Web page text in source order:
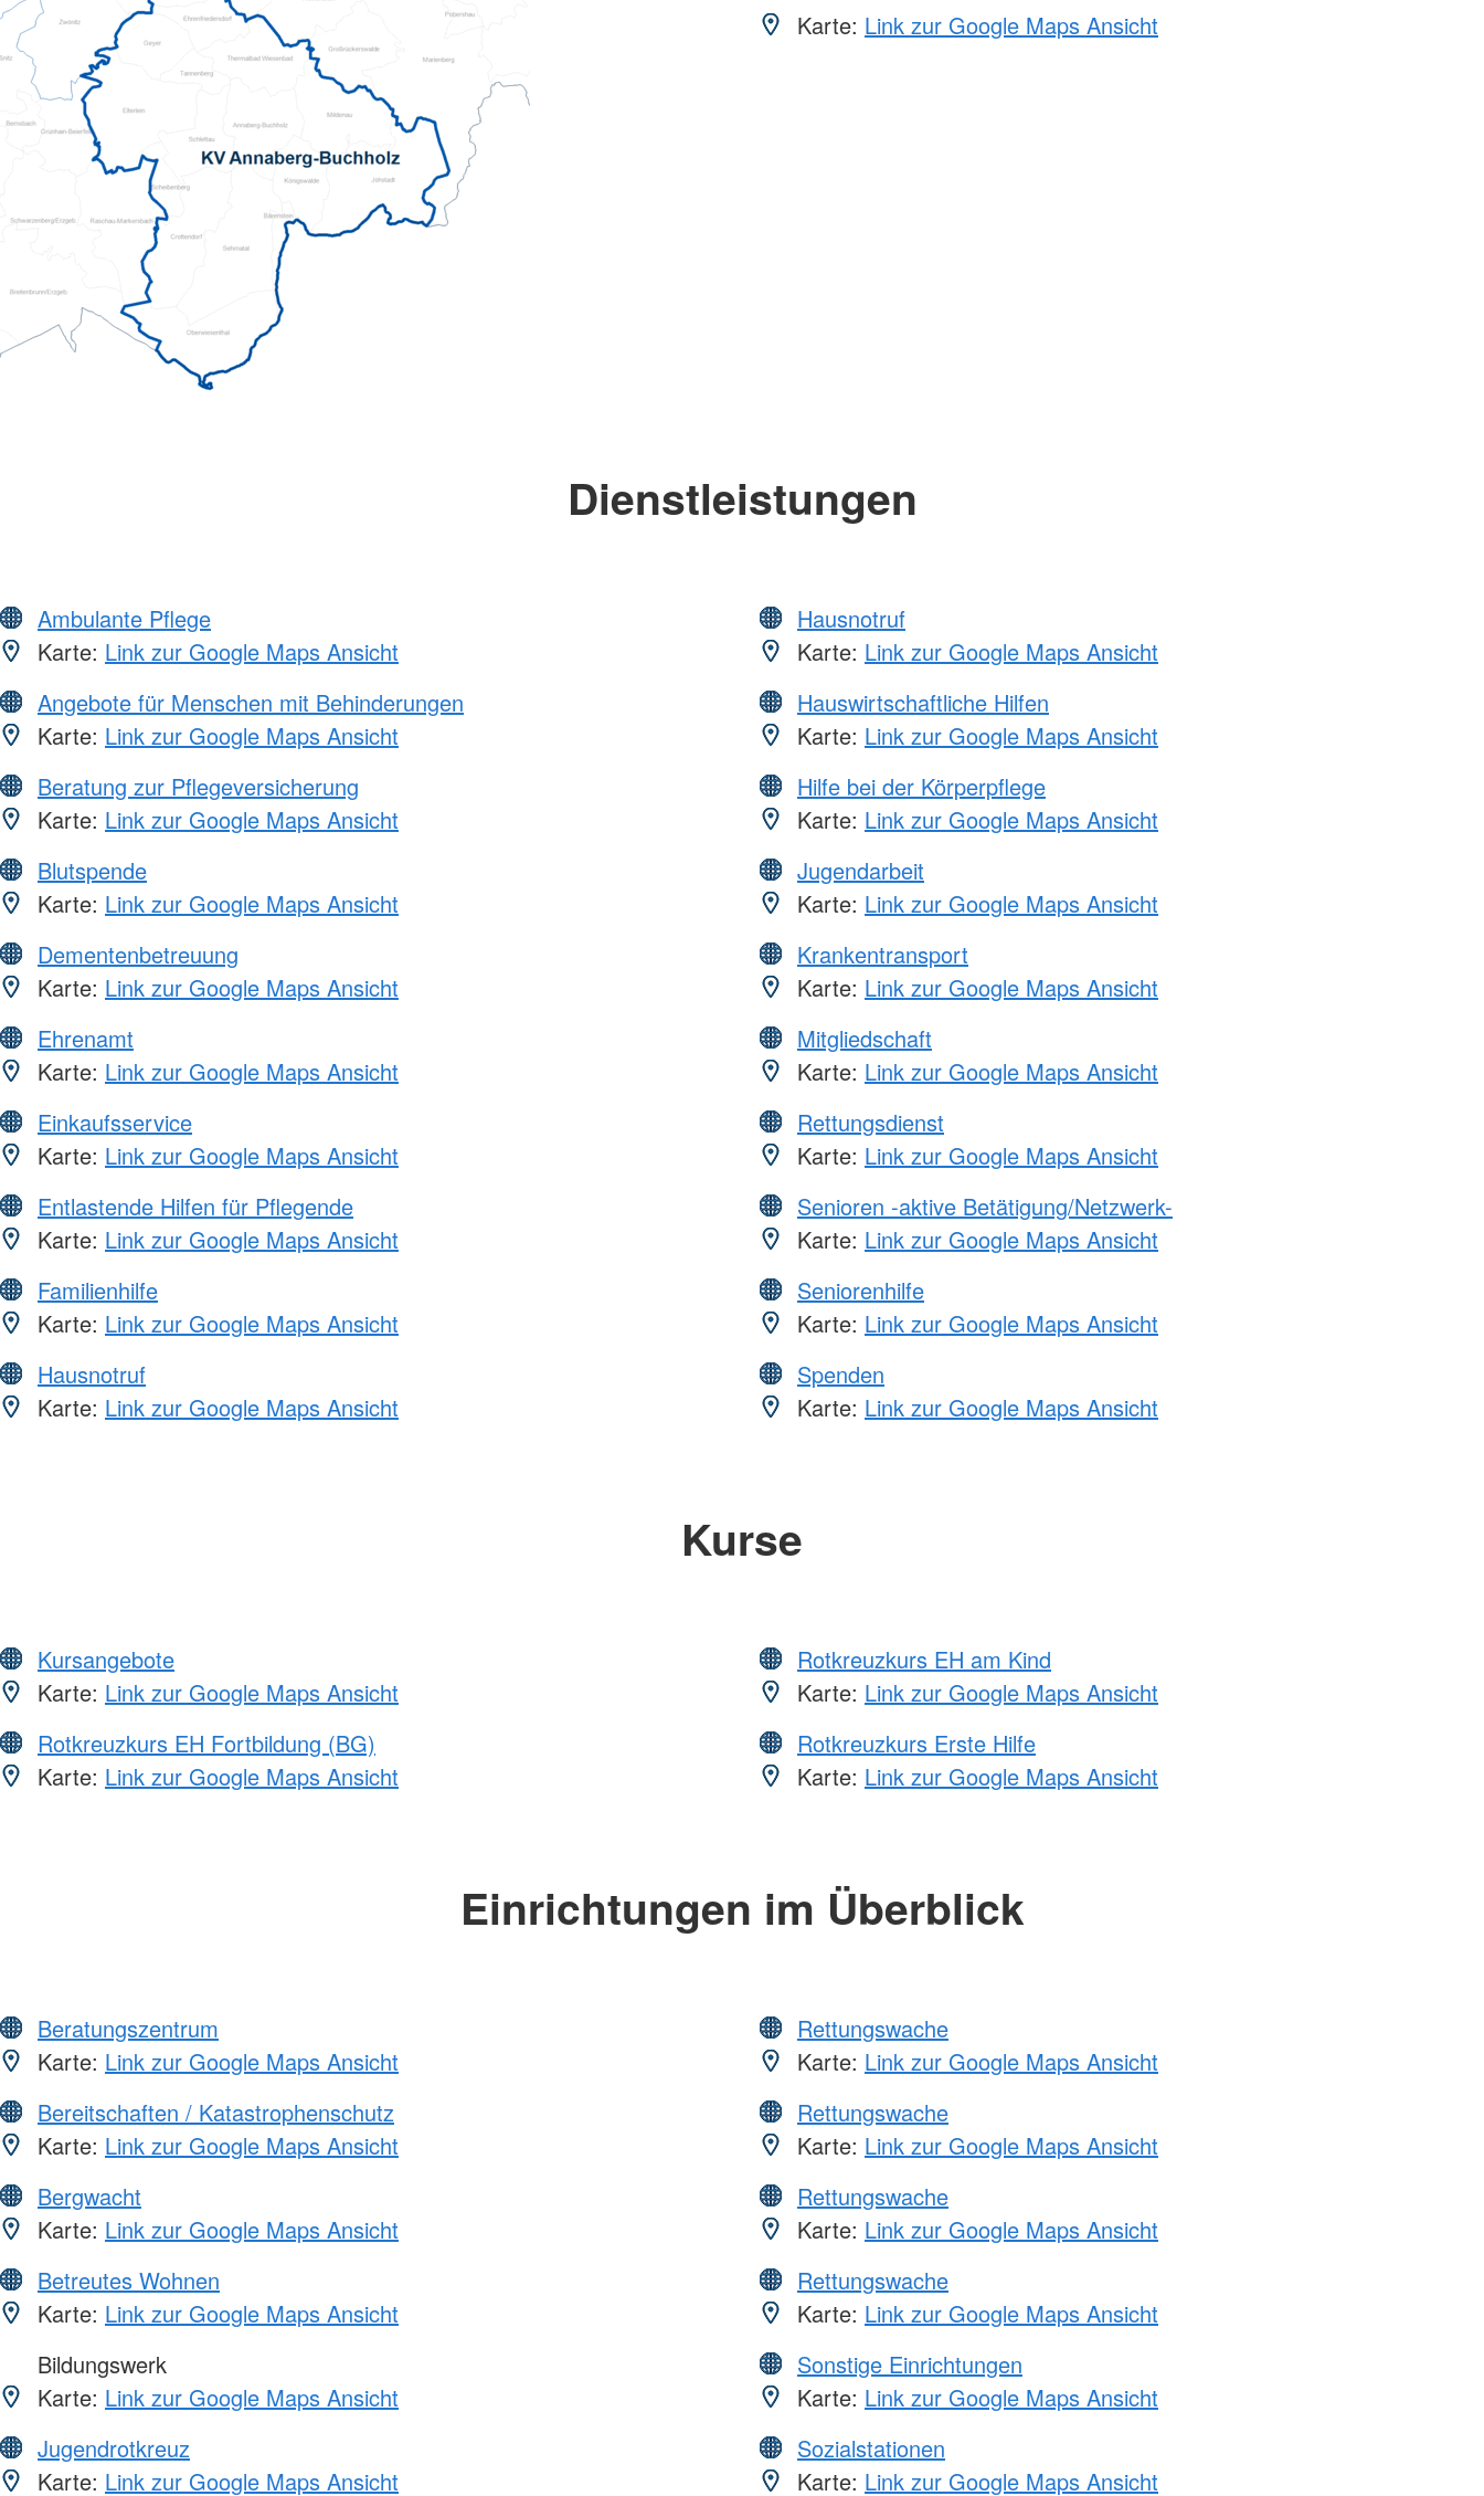
Karte: Link zur Google Maps Ansicht
Dienstleistungen
Ambulante Pflege
Karte: Link zur Google Maps Ansicht
Angebote für Menschen mit Behinderungen
Karte: Link zur Google Maps Ansicht
Beratung zur Pflegeversicherung
Karte: Link zur Google Maps Ansicht
Blutspende
Karte: Link zur Google Maps Ansicht
Dementenbetreuung
Karte: Link zur Google Maps Ansicht
Ehrenamt
Karte: Link zur Google Maps Ansicht
Einkaufsservice
Karte: Link zur Google Maps Ansicht
Entlastende Hilfen für Pflegende
Karte: Link zur Google Maps Ansicht
Familienhilfe
Karte: Link zur Google Maps Ansicht
Hausnotruf
Karte: Link zur Google Maps Ansicht
Hausnotruf
Karte: Link zur Google Maps Ansicht
Hauswirtschaftliche Hilfen
Karte: Link zur Google Maps Ansicht
Hilfe bei der Körperpflege
Karte: Link zur Google Maps Ansicht
Jugendarbeit
Karte: Link zur Google Maps Ansicht
Krankentransport
Karte: Link zur Google Maps Ansicht
Mitgliedschaft
Karte: Link zur Google Maps Ansicht
Rettungsdienst
Karte: Link zur Google Maps Ansicht
Senioren -aktive Betätigung/Netzwerk-
Karte: Link zur Google Maps Ansicht
Seniorenhilfe
Karte: Link zur Google Maps Ansicht
Spenden
Karte: Link zur Google Maps Ansicht
Kurse
Kursangebote
Karte: Link zur Google Maps Ansicht
Rotkreuzkurs EH Fortbildung (BG)
Karte: Link zur Google Maps Ansicht
Rotkreuzkurs EH am Kind
Karte: Link zur Google Maps Ansicht
Rotkreuzkurs Erste Hilfe
Karte: Link zur Google Maps Ansicht
Einrichtungen im Überblick
Beratungszentrum
Karte: Link zur Google Maps Ansicht
Bereitschaften / Katastrophenschutz
Karte: Link zur Google Maps Ansicht
Bergwacht
Karte: Link zur Google Maps Ansicht
Betreutes Wohnen
Karte: Link zur Google Maps Ansicht
Bildungswerk
Karte: Link zur Google Maps Ansicht
Jugendrotkreuz
Karte: Link zur Google Maps Ansicht
Rettungswache
Karte: Link zur Google Maps Ansicht
Rettungswache
Karte: Link zur Google Maps Ansicht
Rettungswache
Karte: Link zur Google Maps Ansicht
Rettungswache
Karte: Link zur Google Maps Ansicht
Sonstige Einrichtungen
Karte: Link zur Google Maps Ansicht
Sozialstationen
Karte: Link zur Google Maps Ansicht